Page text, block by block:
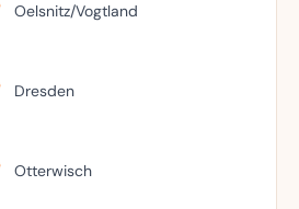
Oelsnitz/Vogtland
Dresden
Otterwisch